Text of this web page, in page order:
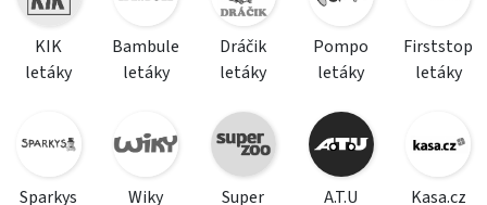
KIK
letáky
Bambule
letáky
Dráčik
letáky
Pompo
letáky
Firststop
letáky
Sparkys
Wiky
Super
A.T.U
Kasa.cz